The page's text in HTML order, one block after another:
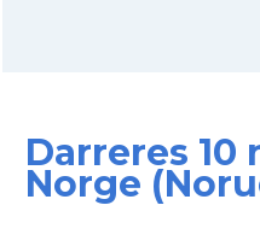
Darreres
Norge